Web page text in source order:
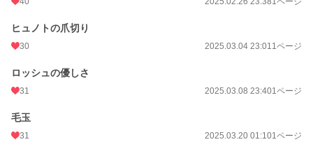
ヒュノトの爪切り
30 2025.03.04 23:011ページ
ロッシュの優しさ
31 2025.03.08 23:401ページ
毛玉
31 2025.03.20 01:101ページ